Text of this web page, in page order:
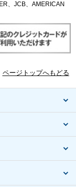
、JCB、AMERICAN
ページトップへもどる